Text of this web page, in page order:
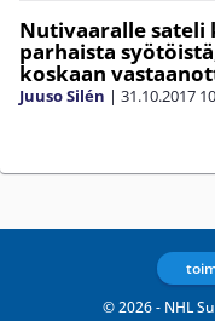
Nutivaaralle sateli
parhaista
koskaan
Juuso Silén | 31.10.2017
© 2026 - NHL